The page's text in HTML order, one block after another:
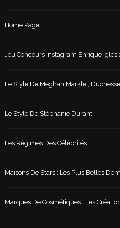
Home Page
Jeu Concours Instagram Enrique
Le Style De Meghan Markle ,
Le Style De Stéphanie Durant
Les Régimes Des Célébrités
Maisons De Stars : Les Plus Belles
Marques De Cosmétiques : Les